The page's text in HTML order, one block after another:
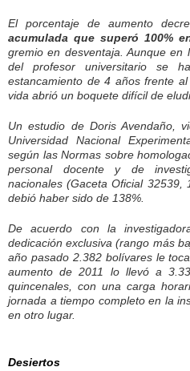
El porcentaje de aumento
acumulada que superó 100%
gremio en desventaja. Aunque en
del profesor universitario se
estancamiento de 4 años frente
vida abrió un boquete difícil de
Un estudio de Doris Avendaño,
Universidad Nacional
según las Normas sobre
personal docente y de
nacionales (Gaceta Oficial
debió haber sido de 138%.
De acuerdo con la
dedicación exclusiva (rango más
año pasado 2.382 bolívares le
aumento de 2011 lo llevó a
quincenales, con una carga
jornada a tiempo completo en la
en otro lugar.
Desiertos